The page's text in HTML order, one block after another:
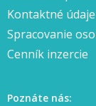
Kontaktné údaje
Spracovanie
Cenník inzercie
Poznáte nás: